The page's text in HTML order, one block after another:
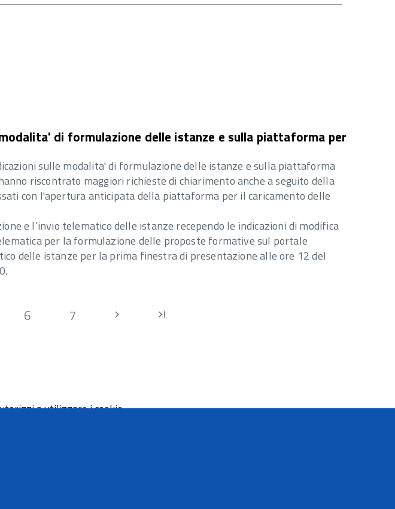
di formulazione delle istanze e sulla piattaforma per
sulle modalita' di formulazione delle istanze e sulla piattaforma
riscontrato maggiori richieste di chiarimento anche a seguito della
con l'apertura anticipata della piattaforma per il caricamento delle
e l’invio telematico delle istanze recependo le indicazioni di modifica
per la formulazione delle proposte formative sul portale
delle istanze per la prima finestra di presentazione alle ore 12 del
6 7 chevron_right last_page
a utilizzare i cookie.